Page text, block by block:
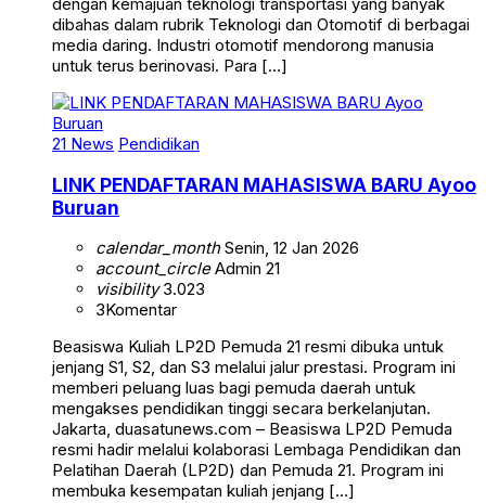
dibahas dalam rubrik Teknologi dan Otomotif di berbagai
media daring. Industri otomotif mendorong manusia
untuk terus berinovasi. Para […]
21 News Pendidikan
LINK PENDAFTARAN MAHASISWA BARU Ayoo
Buruan
calendar_monthSenin, 12 Jan 2026
account_circleAdmin 21
visibility3.023
3Komentar
Beasiswa Kuliah LP2D Pemuda 21 resmi dibuka untuk
jenjang S1, S2, dan S3 melalui jalur prestasi. Program ini
memberi peluang luas bagi pemuda daerah untuk
mengakses pendidikan tinggi secara berkelanjutan.
Jakarta, duasatunews.com – Beasiswa LP2D Pemuda
resmi hadir melalui kolaborasi Lembaga Pendidikan dan
Pelatihan Daerah (LP2D) dan Pemuda 21. Program ini
membuka kesempatan kuliah jenjang […]